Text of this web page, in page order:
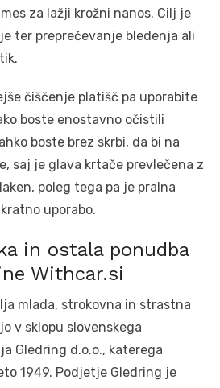
za lažji krožni nanos. Cilj je
ter preprečevanje bledenja ali
čiščenje platišč pa uporabite
boste enostavno očistili
boste brez skrbi, da bi na
saj je glava krtače prevlečena z
poleg tega pa je pralna
uporabo.
in ostala ponudba
Withcar.si
mlada, strokovna in strastna
v sklopu slovenskega
Gledring d.o.o., katerega
1949. Podjetje Gledring je